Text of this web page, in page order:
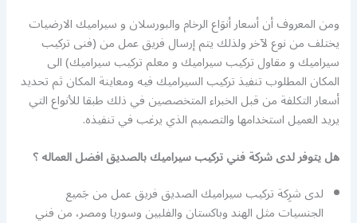
ومن المعروف أن أسعار أنوَاع الرخام والبورسلان و سيراميك الارضيات
يختلف من نوع لآخر ولذلك يتم إرسال فريق عمل من (فنى تركيب
سيراميك و مقاول تركيب سيراميك و معلم تركيب سيراميك) الى
المكان المطلوب تنفيذ تركيب السيراميك فيه ومعاينة المكان ثم تحديد
أسعار التكلفة من قبل الخبراء المتخصصين في ذلك طبقا للأنواع التي
يريد العميل استخدامها والتصميم الذي يرغب في تنفيذه.
هل يتوفر لدى شركة فني تركيب سيراميك بالصديق افضل العماله ؟
لدى شرِكة تركيب سيراميك الصديق فريق عمل من جَميع
الجنسيات مثل الهند وباكستان والفلبين وسوريا ومصر، من فني